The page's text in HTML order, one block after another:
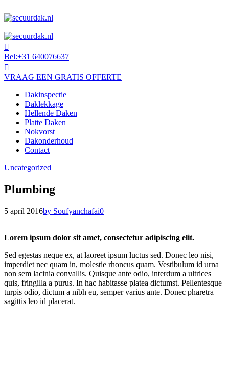
Bel:+31 640076637
VRAAG EEN GRATIS OFFERTE
Dakinspectie
Daklekkage
Hellende Daken
Platte Daken
Nokvorst
Dakonderhoud
Contact
Uncategorized
Plumbing
5 april 2016by Soufyanchafai0
Lorem ipsum dolor sit amet, consectetur adipiscing elit.
Sed egestas neque ex, at laoreet ipsum luctus sed. Donec leo nisi,
imperdiet nec quam in, molestie rhoncus quam. Vestibulum id urna
non sem lacinia convallis. Quisque ante odio, interdum a ultrices
quis, fringilla a purus. In hac habitasse platea dictumst. Pellentesque
turpis odio, dictum a nibh eu, semper varius ante. Donec pharetra
sagittis leo id placerat.